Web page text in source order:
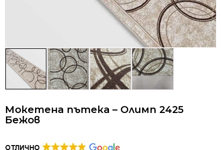
Мокетена пътека – Олимп 2425
Бежов